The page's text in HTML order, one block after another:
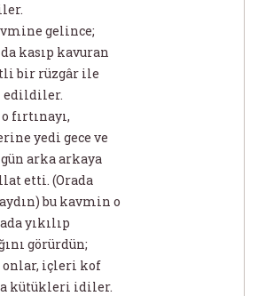
gelince;
kasıp kavuran
bir rüzgâr ile
edildiler.
fırtınayı,
yedi gece ve
arka arkaya
etti. (Orada
bu kavmin o
yıkılıp
görürdün;
içleri kof
kütükleri idiler.